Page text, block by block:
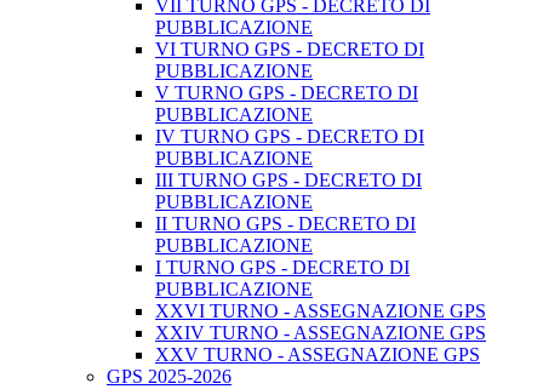
VII TURNO GPS - DECRETO DI
PUBBLICAZIONE
VI TURNO GPS - DECRETO DI
PUBBLICAZIONE
V TURNO GPS - DECRETO DI
PUBBLICAZIONE
IV TURNO GPS - DECRETO DI
PUBBLICAZIONE
III TURNO GPS - DECRETO DI
PUBBLICAZIONE
II TURNO GPS - DECRETO DI
PUBBLICAZIONE
I TURNO GPS - DECRETO DI
PUBBLICAZIONE
XXVI TURNO - ASSEGNAZIONE GPS
XXIV TURNO - ASSEGNAZIONE GPS
XXV TURNO - ASSEGNAZIONE GPS
GPS 2025-2026